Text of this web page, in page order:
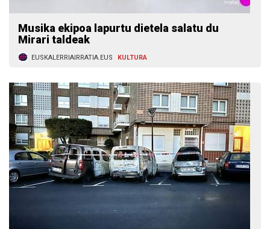
Musika ekipoa lapurtu dietela salatu du
Mirari taldeak
EUSKALERRIAIRRATIA.EUS KULTURA